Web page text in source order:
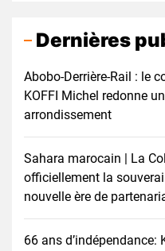
Dernières
Abobo-Derrière-Rail : le
KOFFI Michel redonne
arrondissement
Sahara marocain | La
officiellement la
nouvelle ère de
66 ans